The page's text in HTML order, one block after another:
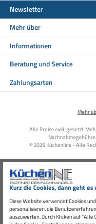
Kurz die Cookies, dann geht es
Diese Website verwendet Cookies
personalisieren, die
auszuwerten. Durch Klicken auf "Alle
Newsletter
Mehr über
Informationen
Beratung und Service
Zahlungsarten
Mehr
Alle Preise exkl. gesetzl.
© 2026 Küchenline - Alle